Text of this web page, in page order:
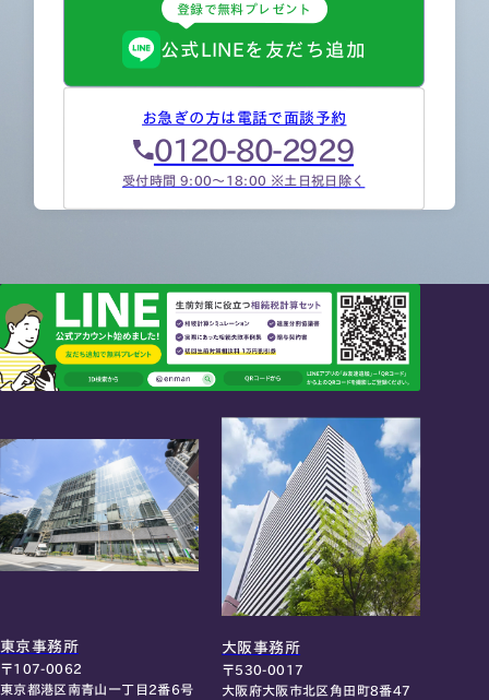
登録で無料プレゼント
公式LINEを友だち追加
お急ぎの方は電話で面談予約
0120-80-2929
受付時間 9:00～18:00 ※土日祝日除く
東京事務所
〒107-0062
東京都港区南青山一丁目2番6号
大阪事務所
〒530-0017
大阪府大阪市北区角田町8番47